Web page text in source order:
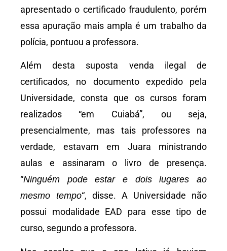
apresentado o certificado fraudulento, porém
essa apuração mais ampla é um trabalho da
polícia, pontuou a professora.
Além desta suposta venda ilegal de
certificados, no documento expedido pela
Universidade, consta que os cursos foram
realizados “em Cuiabá”, ou seja,
presencialmente, mas tais professores na
verdade, estavam em Juara ministrando
aulas e assinaram o livro de presença.
“Ninguém pode estar e dois lugares ao
mesmo tempo“, disse. A Universidade não
possui modalidade EAD para esse tipo de
curso, segundo a professora.